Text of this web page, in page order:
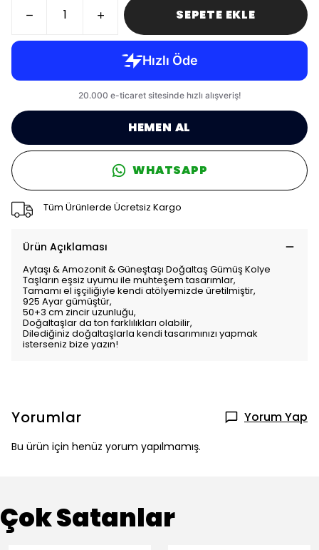
SEPETE EKLE
HEMEN AL
WHATSAPP
Tüm Ürünlerde Ücretsiz Kargo
Ürün Açıklaması
Aytaşı & Amozonit & Güneştaşı Doğaltaş Gümüş Kolye
Taşların eşsiz uyumu ile muhteşem tasarımlar,
Tamamı el işçiliğiyle kendi atölyemizde üretilmiştir,
925 Ayar gümüştür,
50+3 cm zincir uzunluğu,
Doğaltaşlar da ton farklılıkları olabilir,
Dilediğiniz doğaltaşlarla kendi tasarımınızı yapmak
isterseniz bize yazın!
Yorumlar Yorum Yap
Bu ürün için henüz yorum yapılmamış.
Çok Satanlar